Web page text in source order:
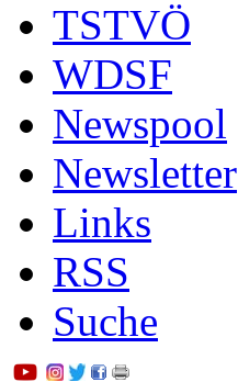
TSTVÖ
WDSF
Newspool
Newsletter
Links
RSS
Suche